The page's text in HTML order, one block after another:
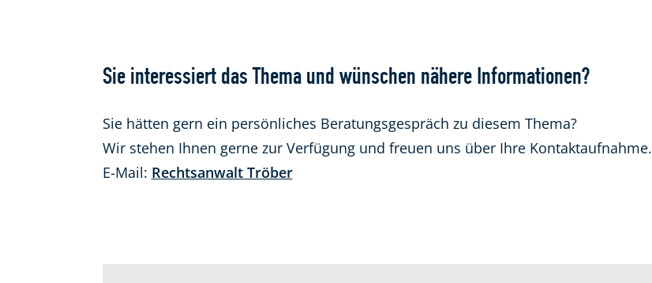
Sie interessiert das Thema und wünschen nähere Informationen?
Sie hätten gern ein persönliches Beratungsgespräch zu diesem Thema?
Wir stehen Ihnen gerne zur Verfügung und freuen uns über Ihre Kontaktaufnahme.
E-Mail: Rechtsanwalt Tröber